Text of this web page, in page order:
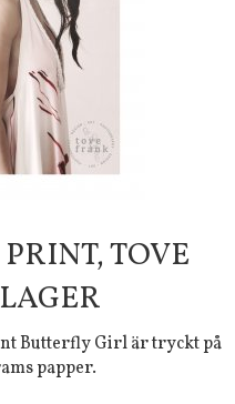
TOVE
Butterfly Girl är tryckt på
papper.